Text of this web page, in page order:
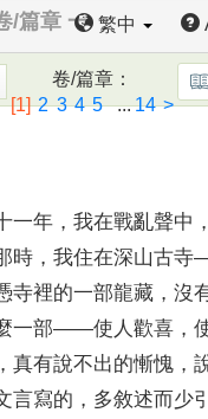
/篇章 一 繁中
卷/篇章 ：
[1] 2 3 4 5...14 >
一年 ，我在戰亂聲中
時 ，我住在深山古寺
寺裡的一部龍藏 ，沒
一部——使人歡喜 ，
，真有說不出的慚愧 ，
言寫的 ， 多敘述而少